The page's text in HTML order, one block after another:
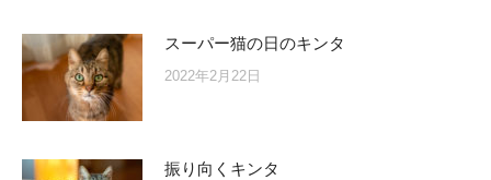
スーパー猫の日のキンタ
2022年2月22日
振り向くキンタ